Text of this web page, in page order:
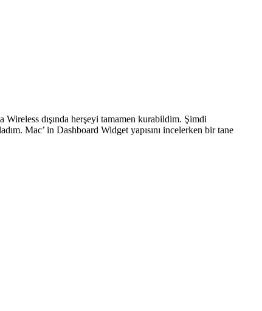
dışında herşeyi tamamen kurabildim. Şimdi
Mac’ in Dashboard Widget yapısını incelerken bir tane